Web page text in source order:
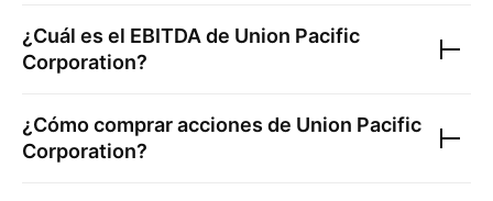
¿Cuál es el EBITDA de Union Pacific
Corporation?
¿Cómo comprar acciones de Union Pacific
Corporation?